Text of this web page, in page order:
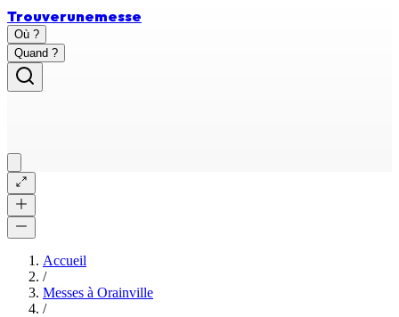
Trouverunemesse
Où ?
Quand ?
Accueil
/
Messes à Orainville
/